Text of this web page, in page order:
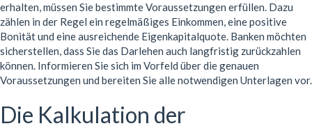
erhalten, müssen Sie bestimmte Voraussetzungen erfüllen. Dazu
zählen in der Regel ein regelmäßiges Einkommen, eine positive
Bonität und eine ausreichende Eigenkapitalquote. Banken möchten
sicherstellen, dass Sie das Darlehen auch langfristig zurückzahlen
können. Informieren Sie sich im Vorfeld über die genauen
Voraussetzungen und bereiten Sie alle notwendigen Unterlagen vor.
Die Kalkulation der